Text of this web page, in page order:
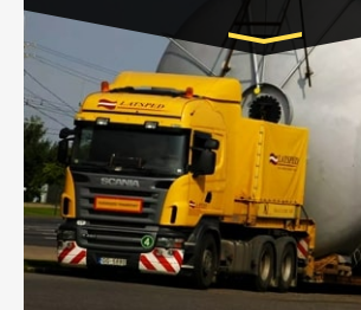
Цена за км.
индивидуально
- Перевозка техники и негабаритных
осуществляется после получения
перевозку (обычно 7-14 дней).
- Тайгер Логистик в короткие сроки
качественно и безопасно перевезти
грузы по всей России тралом,
другим транспортом и подобрать